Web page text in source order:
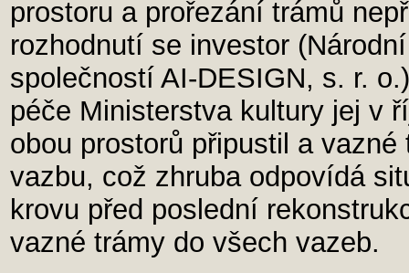
prostoru a prořezání trámů
rozhodnutí se investor
společností AI-DESIGN, s. r.
péče Ministerstva kultury jej v
obou prostorů připustil a
vazbu, což zhruba odpovídá
krovu před poslední
vazné trámy do všech vazeb.